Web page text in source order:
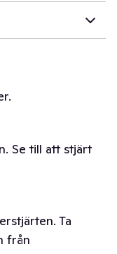
Se till att stjärt
Ta
från